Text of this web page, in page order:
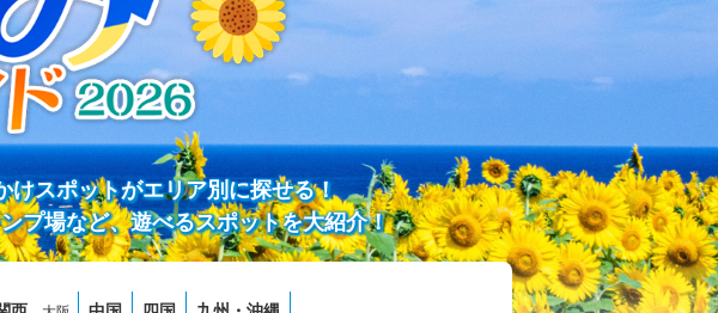
けスポットがエリア別に探せる！
プ場など、遊べるスポットを大紹介！